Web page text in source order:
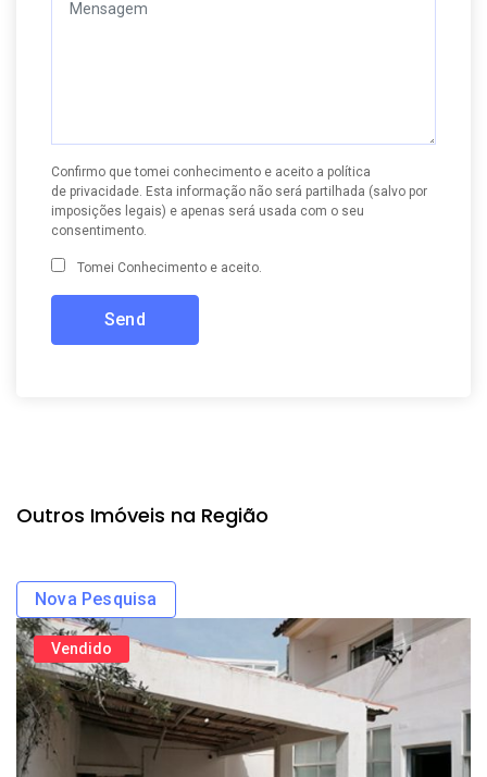
Confirmo que tomei conhecimento e aceito a política
de privacidade . Esta informação não será partilhada (salvo por
imposições legais) e apenas será usada com o seu
consentimento.
Tomei Conhecimento e aceito.
Outros Imóveis na Região
Nova Pesquisa
Vendido